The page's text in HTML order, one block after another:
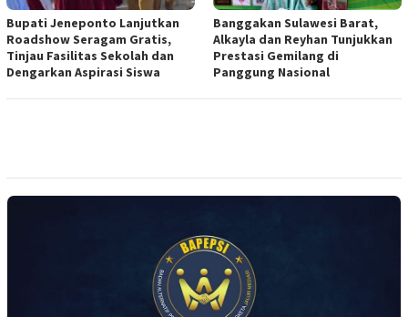
Bupati Jeneponto Lanjutkan
Roadshow Seragam Gratis,
Tinjau Fasilitas Sekolah dan
Dengarkan Aspirasi Siswa
Banggakan Sulawesi Barat,
Alkayla dan Reyhan Tunjukkan
Prestasi Gemilang di
Panggung Nasional